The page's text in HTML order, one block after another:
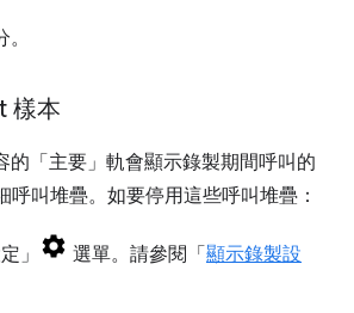
樣本
「主要」 軌會顯示錄製期間呼叫的
叫堆疊。如要停用這些呼叫堆疊：
」 選單。請參閱「 顯示錄製設